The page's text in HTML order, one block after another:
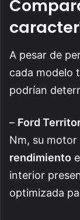
A pesar de
cada modelo
podrían
– Ford
Nm, su motor
rendimiento
interior
optimizada